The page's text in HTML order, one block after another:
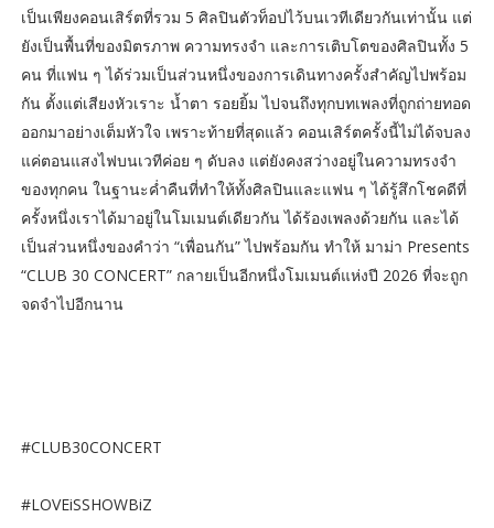
เป็นเพียงคอนเสิร์ตที่รวม 5 ศิลปินตัวท็อปไว้บนเวทีเดียวกันเท่านั้น แต่
ยังเป็นพื้นที่ของมิตรภาพ ความทรงจำ และการเติบโตของศิลปินทั้ง 5
คน ที่แฟน ๆ ได้ร่วมเป็นส่วนหนึ่งของการเดินทางครั้งสำคัญไปพร้อม
กัน ตั้งแต่เสียงหัวเราะ น้ำตา รอยยิ้ม ไปจนถึงทุกบทเพลงที่ถูกถ่ายทอด
ออกมาอย่างเต็มหัวใจ เพราะท้ายที่สุดแล้ว คอนเสิร์ตครั้งนี้ไม่ได้จบลง
แค่ตอนแสงไฟบนเวทีค่อย ๆ ดับลง แต่ยังคงสว่างอยู่ในความทรงจำ
ของทุกคน ในฐานะค่ำคืนที่ทำให้ทั้งศิลปินและแฟน ๆ ได้รู้สึกโชคดีที่
ครั้งหนึ่งเราได้มาอยู่ในโมเมนต์เดียวกัน ได้ร้องเพลงด้วยกัน และได้
เป็นส่วนหนึ่งของคำว่า “เพื่อนกัน” ไปพร้อมกัน ทำให้ มาม่า Presents
“CLUB 30 CONCERT” กลายเป็นอีกหนึ่งโมเมนต์แห่งปี 2026 ที่จะถูก
จดจำไปอีกนาน
#CLUB30CONCERT
#LOVEiSSHOWBiZ